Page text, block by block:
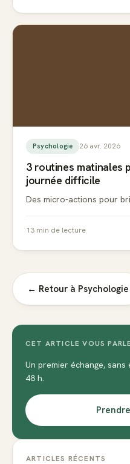
Psychologie 26 avr. 2026
3 routines matinales
journée difficile
Des micro-actions pour
13 min de lecture
← Retour à Psychologie
CET ARTICLE VOUS
Un premier échange, sans
48 h.
ARTICLES RÉCENTS